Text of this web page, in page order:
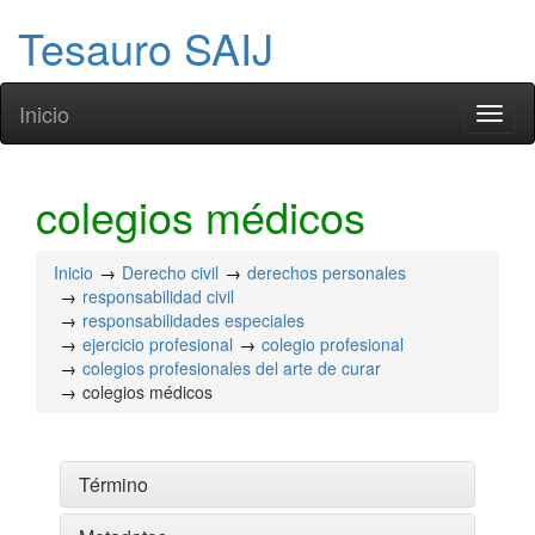
Tesauro SAIJ
Inicio
colegios médicos
Inicio Derecho civil
derechos personales
responsabilidad civil
responsabilidades especiales
ejercicio profesional
colegio profesional
colegios profesionales del arte de curar
colegios médicos
Término